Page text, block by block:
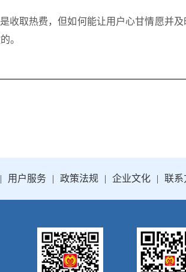
收取热费，但如何能让用户心甘情愿并及
。
| 用户服务 | 政策法规 | 企业文化 | 联系